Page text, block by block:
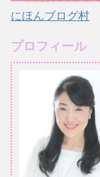
にほんブログ村
プロフィール